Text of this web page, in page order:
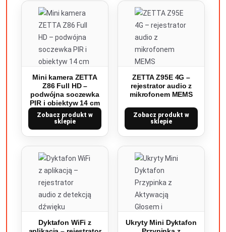
Mini kamera ZETTA
Z86 Full HD –
podwójna soczewka
PIR i obiektyw 14 cm
Zobacz produkt w
sklepie
ZETTA Z95E 4G –
rejestrator audio z
mikrofonem MEMS
Zobacz produkt w
sklepie
Dyktafon WiFi z
Ukryty Mini Dyktafon